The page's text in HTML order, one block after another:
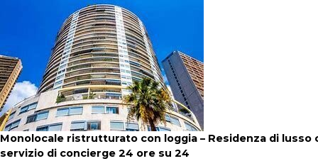
Monolocale ristrutturato con loggia – Residenza di lusso
servizio di concierge 24 ore su 24